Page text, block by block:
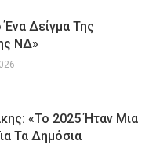
Δείγμα Της
ΝΔ»
«Το 2025 Ήταν Μια
Τα Δημόσια